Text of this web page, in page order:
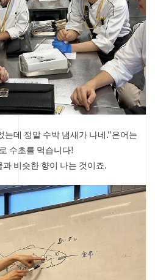
데 정말 수박 냄새가 나네."은어는
수초를 먹습니다!
비슷한 향이 나는 것이죠.